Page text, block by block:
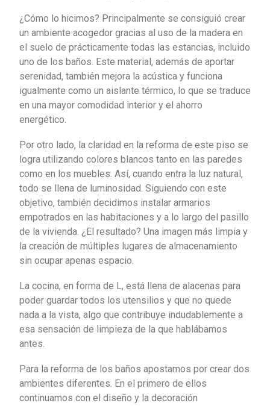
¿Cómo lo hicimos? Principalmente se consiguió crear
un ambiente acogedor gracias al uso de la madera en
el suelo de prácticamente todas las estancias, incluido
uno de los baños. Este material, además de aportar
serenidad, también mejora la acústica y funciona
igualmente como un aislante térmico, lo que se traduce
en una mayor comodidad interior y el ahorro
energético.
Por otro lado, la claridad en la reforma de este piso se
logra utilizando colores blancos tanto en las paredes
como en los muebles. Así, cuando entra la luz natural,
todo se llena de luminosidad. Siguiendo con este
objetivo, también decidimos instalar armarios
empotrados en las habitaciones y a lo largo del pasillo
de la vivienda. ¿El resultado? Una imagen más limpia y
la creación de múltiples lugares de almacenamiento
sin ocupar apenas espacio.
La cocina, en forma de L, está llena de alacenas para
poder guardar todos los utensilios y que no quede
nada a la vista, algo que contribuye indudablemente a
esa sensación de limpieza de la que hablábamos
antes.
Para la reforma de los baños apostamos por crear dos
ambientes diferentes. En el primero de ellos
continuamos con el diseño y la decoración